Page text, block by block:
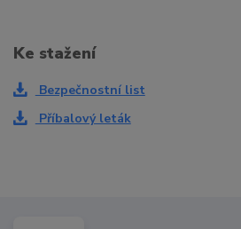
Ke stažení
Bezpečnostní list
Příbalový leták